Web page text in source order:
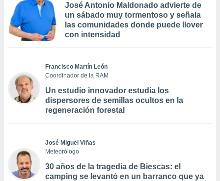
José Antonio Maldonado advierte de
un sábado muy tormentoso y señala
las comunidades donde puede llover
con intensidad
Francisco Martín León
Coordinador de la RAM
Un estudio innovador estudia los
dispersores de semillas ocultos en la
regeneración forestal
José Miguel Viñas
Meteorólogo
30 años de la tragedia de Biescas: el
camping se levantó en un barranco que ya